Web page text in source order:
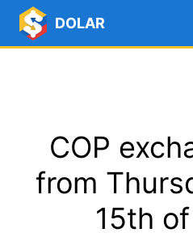
DOLAR
COP
from
15th